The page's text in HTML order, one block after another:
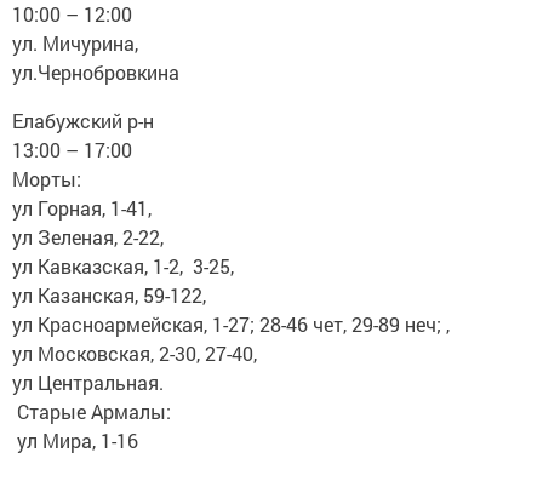
10:00 – 12:00
ул. Мичурина,
ул.Чернобровкина
Елабужский р-н
13:00 – 17:00
Морты:
ул Горная, 1-41,
ул Зеленая, 2-22,
ул Кавказская, 1-2, 3-25,
ул Казанская, 59-122,
ул Красноармейская, 1-27; 28-46 чет, 29-89 неч; ,
ул Московская, 2-30, 27-40,
ул Центральная.
Старые Армалы:
ул Мира, 1-16